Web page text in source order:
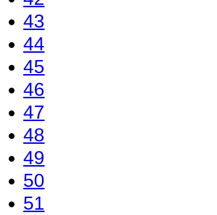
43
44
45
46
47
48
49
50
51